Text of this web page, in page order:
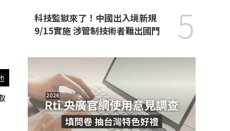
科技監獄來了！中國出入境新規
9/15實施 涉管制技術者難出國門
5